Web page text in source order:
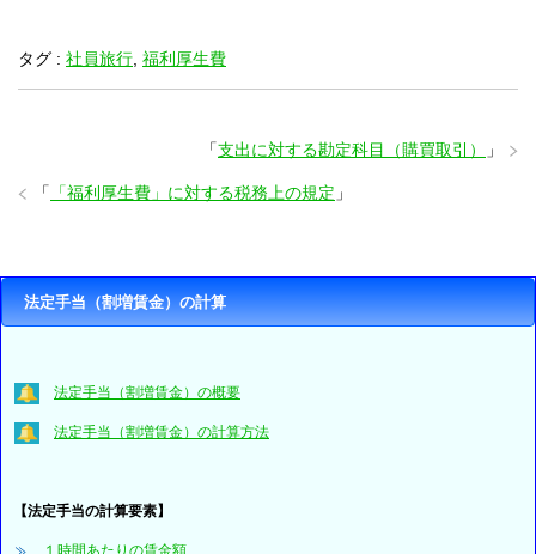
タグ : 社員旅行 福利厚生費
「支出に対する勘定科目（購買取引） 」
「 「福利厚生費」に対する税務上の規定 」
法定手当（割増賃金）の計算
法定手当（割増賃金）の概要
法定手当（割増賃金）の計算方法
【法定手当の計算要素】
１時間あたりの賃金額